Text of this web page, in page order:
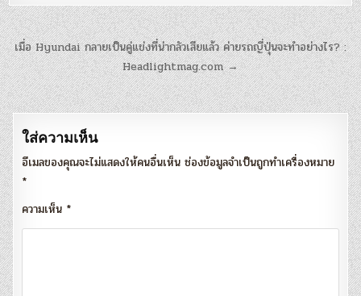
แนะแนว
เรื่อง
เมื่อ Hyundai กลายเป็นคู่แข่งที่น่ากลัวเสียแล้ว ค่ายรถญี่ปุ่นจะทำอย่างไร? :
Headlightmag.com →
ใส่ความเห็น
อีเมลของคุณจะไม่แสดงให้คนอื่นเห็น ช่องข้อมูลจำเป็นถูกทำเครื่องหมาย
*
ความเห็น *